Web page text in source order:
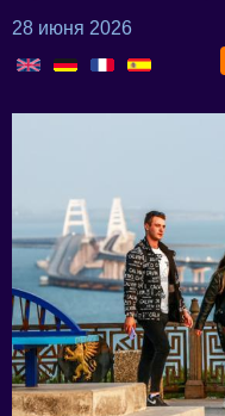
28 июня 2026